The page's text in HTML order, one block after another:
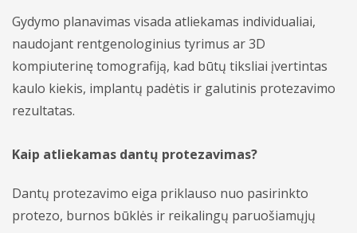
Gydymo planavimas visada atliekamas individualiai,
naudojant rentgenologinius tyrimus ar 3D
kompiuterinę tomografiją, kad būtų tiksliai įvertintas
kaulo kiekis, implantų padėtis ir galutinis protezavimo
rezultatas.
Kaip atliekamas dantų protezavimas?
Dantų protezavimo eiga priklauso nuo pasirinkto
protezo, burnos būklės ir reikalingų paruošiamųjų